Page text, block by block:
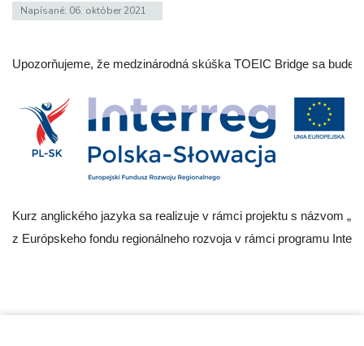
Napísané: 06. október 2021
Upozorňujeme, že medzinárodná skúška TOEIC Bridge sa bude
Kurz anglického jazyka sa realizuje v rámci projektu s názvom
z Európskeho fondu regionálneho rozvoja v rámci programu